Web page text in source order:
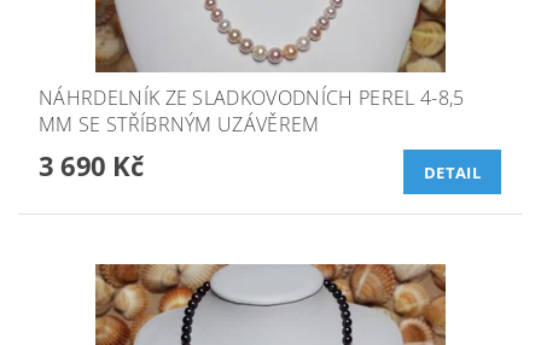
NÁHRDELNÍK ZE SLADKOVODNÍCH PEREL 4-8,5
MM SE STŘÍBRNÝM UZÁVĚREM
3 690 Kč DETAIL